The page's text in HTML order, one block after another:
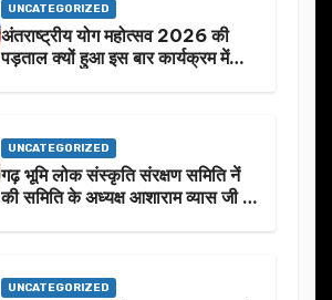
UNCATEGORIZED
अंतराष्ट्रीय योग महोत्सव 2026 की
पड़ताल क्यों हुआ इस बार कार्यक्रम में
UNCATEGORIZED
गढ़ भूमि लोक संस्कृति संरक्षण समिति नें
की समिति के अध्यक्ष आशाराम व्यास जी के
UNCATEGORIZED